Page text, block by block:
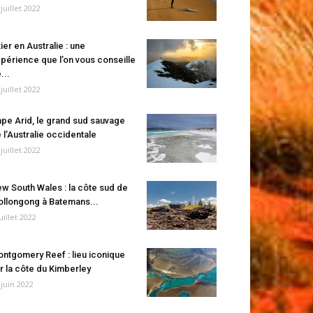
2022
en Australie : une
que l’on vous conseille
2022
Arid, le grand sud sauvage
l’Australie occidentale
2022
South Wales : la côte sud de
à Batemans...
2022
Reef : lieu iconique
la côte du Kimberley
2022